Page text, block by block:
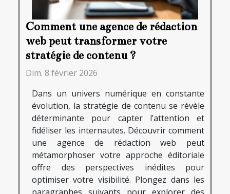
Comment une agence de rédaction
web peut transformer votre
stratégie de contenu ?
Dim. 8 février 2026
Dans un univers numérique en constante
évolution, la stratégie de contenu se révèle
déterminante pour capter l’attention et
fidéliser les internautes. Découvrir comment
une agence de rédaction web peut
métamorphoser votre approche éditoriale
offre des perspectives inédites pour
optimiser votre visibilité. Plongez dans les